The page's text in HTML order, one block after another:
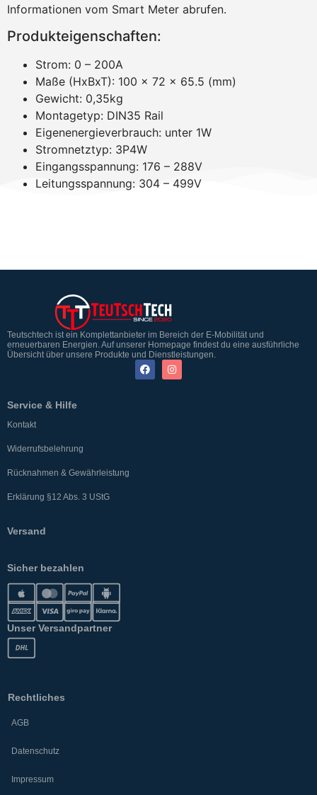
Informationen vom Smart Meter abrufen.
Produkteigenschaften:
Strom: 0 – 200A
Maße (HxBxT): 100 x 72 x 65.5 (mm)
Gewicht: 0,35kg
Montagetyp: DIN35 Rail
Eigenenergieverbrauch: unter 1W
Stromnetztyp: 3P4W
Eingangsspannung: 176 – 288V
Leitungsspannung: 304 – 499V
Teutschtech ist ein Komplettanbieter im Bereich der E-Mobilität und
erneuerbaren Energien. Auf unserer Homepage findest du eine ausführliche
Übersicht über unsere Produkte und Dienstleistungen.
Service & Hilfe
Kontakt
Widerrufsbelehrung
Rücknahmen & Gewährleistung
Erklärung §12 Abs. 3 UStG
Versand
Sicher bezahlen
Unser Versandpartner
Rechtliches
AGB
Datenschutz
Impressum